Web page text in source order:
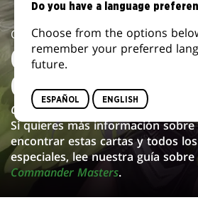
ARENA
Card Image Gallery / Commander
GALERÍA DE
COMMANDER
Commander Mastersse lanzará el
Si quieres más información
encontrar estas cartas y todos
especiales, lee nuestra guía sobre
Commander Masters.
Do you have a language
Choose from the options
remember your preferred
future.
ESPAÑOL ENGLISH